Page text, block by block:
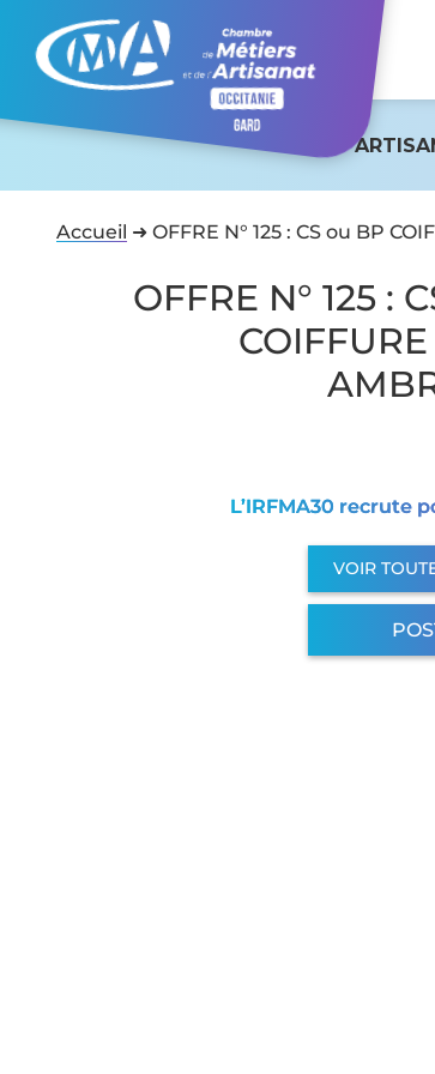
Accueil ➜ OFFRE N° 125 : CS ou BP
OFFRE N° 125 :
L’IRFMA30 recrute
VOIR